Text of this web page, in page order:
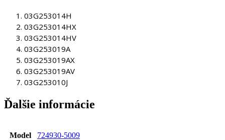
03G253014H
03G253014HX
03G253014HV
03G253019A
03G253019AX
03G253019AV
03G253010J
Ďalšie informácie
Model 724930-5009